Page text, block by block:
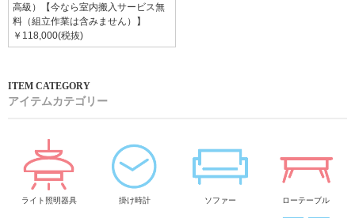
高級）【今なら室内搬入サービス無
料（組立作業は含みません）】
￥118,000(税抜)
アイテムカテゴリー
ライト照明器具 掛け時計 ソファー ローテーブル